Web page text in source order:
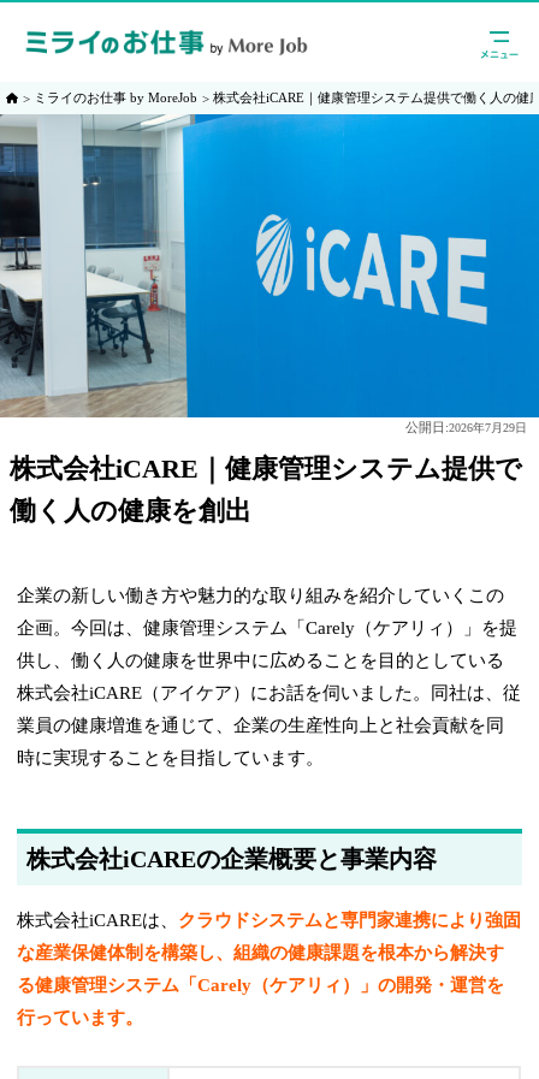
ミライのお仕事 by MoreJob 株式会社iCARE｜健康管理システム提供で働く人の健
公開日:2026年7月29日
株式会社iCARE｜健康管理システム提供で
働く人の健康を創出
企業の新しい働き方や魅力的な取り組みを紹介していくこの
企画。今回は、健康管理システム「Carely（ケアリィ）」を提
供し、働く人の健康を世界中に広めることを目的としている
株式会社iCARE（アイケア）にお話を伺いました。同社は、従
業員の健康増進を通じて、企業の生産性向上と社会貢献を同
時に実現することを目指しています。
株式会社iCAREの企業概要と事業内容
株式会社iCAREは、 クラウドシステムと専門家連携により強固
な産業保健体制を構築し、組織の健康課題を根本から解決す
る健康管理システム「Carely（ケアリィ）」の開発・運営を
行っています。